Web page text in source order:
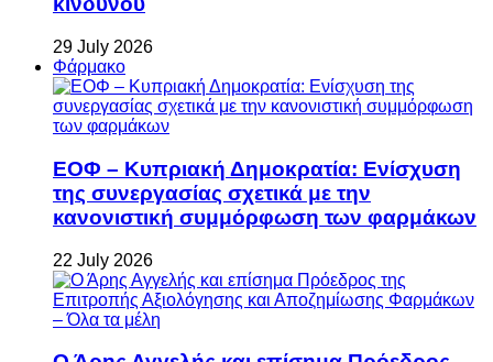
29 July 2026
Φάρμακο
ΕΟΦ – Κυπριακή Δημοκρατία: Ενίσχυση
της συνεργασίας σχετικά με την
κανονιστική συμμόρφωση των φαρμάκων
22 July 2026